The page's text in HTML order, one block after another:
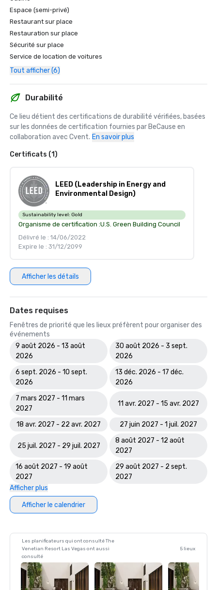
Espace (semi-privé)
Restaurant sur place
Restauration sur place
Sécurité sur place
Service de location de voitures
Tout afficher (6)
Durabilité
Ce lieu détient des certifications de durabilité vérifiées, basées
sur les données de certification fournies par BeCause en
collaboration avec Cvent. En savoir plus
Certificats (1)
LEED (Leadership in Energy and
Environmental Design)
Sustainability level: Gold
Organisme de certification :U.S. Green Building Council
Délivré le : 14/06/2022
Expire le : 31/12/2099
Afficher les détails
Dates requises
Fenêtres de priorité que les lieux préfèrent pour organiser des
événements
9 août 2026 - 13 août
2026
30 août 2026 - 3 sept.
2026
6 sept. 2026 - 10 sept.
2026
13 déc. 2026 - 17 déc.
2026
7 mars 2027 - 11 mars
2027
11 avr. 2027 - 15 avr. 2027
18 avr. 2027 - 22 avr. 2027 27 juin 2027 - 1 juil. 2027
25 juil. 2027 - 29 juil. 2027
8 août 2027 - 12 août
2027
16 août 2027 - 19 août
2027
29 août 2027 - 2 sept.
2027
Afficher plus
Afficher le calendrier
Les planificateurs qui ont consulté The
Venetian Resort Las Vegas ont aussi
consulté
5 lieux